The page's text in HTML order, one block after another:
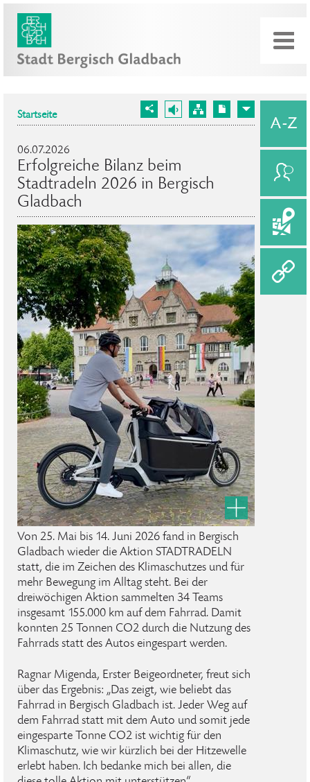
Startseite
06.07.2026
Erfolgreiche Bilanz beim
Stadtradeln 2026 in Bergisch
Gladbach
Von 25. Mai bis 14. Juni 2026 fand in Bergisch
Gladbach wieder die Aktion STADTRADELN
statt, die im Zeichen des Klimaschutzes und für
mehr Bewegung im Alltag steht. Bei der
dreiwöchigen Aktion sammelten 34 Teams
insgesamt 155.000 km auf dem Fahrrad. Damit
konnten 25 Tonnen CO2 durch die Nutzung des
Fahrrads statt des Autos eingespart werden.
Ragnar Migenda, Erster Beigeordneter, freut sich
über das Ergebnis: „Das zeigt, wie beliebt das
Fahrrad in Bergisch Gladbach ist. Jeder Weg auf
dem Fahrrad statt mit dem Auto und somit jede
eingesparte Tonne CO2 ist wichtig für den
Klimaschutz, wie wir kürzlich bei der Hitzewelle
erlebt haben. Ich bedanke mich bei allen, die